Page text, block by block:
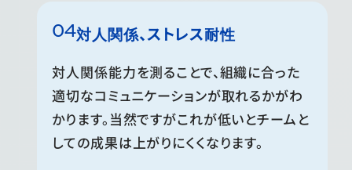
対人関係、ストレス耐性
対人関係能力を測ることで、組織に合った
適切なコミュニケーションが取れるかがわ
かります。当然ですがこれが低いとチームと
しての成果は上がりにくくなります。